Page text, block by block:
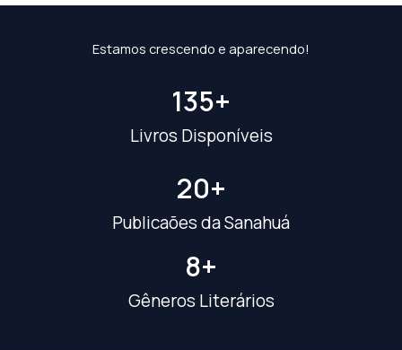
Estamos crescendo e aparecendo!
Livros Disponíveis
135+
Publicaões da Sanahuá
20+
Gêneros Literários
8+